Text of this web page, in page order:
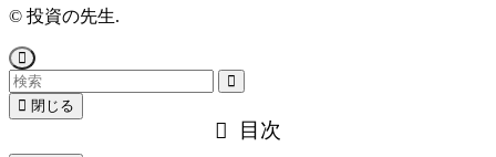
© 投資の先生.
閉じる
目次